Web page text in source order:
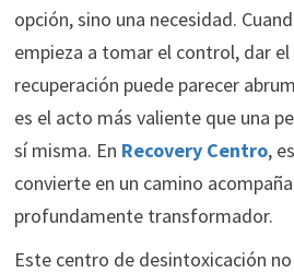
opción, sino una necesidad.
empieza a tomar el control, dar el
recuperación puede parecer
es el acto más valiente que una
sí misma. En Recovery Centro,
convierte en un camino
profundamente transformador.
Este centro de desintoxicación